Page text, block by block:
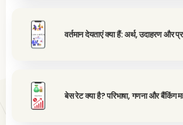
वर्तमान देयताएं क्या हैं: अर्थ, उदाहरण और
बेस रेट क्या है? परिभाषा, गणना और बैंकिंग